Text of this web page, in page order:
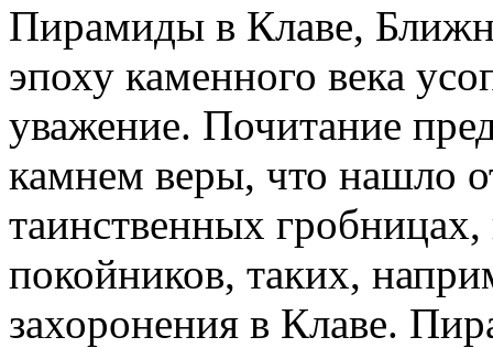
Пирамиды в Клаве,
эпоху каменного века
уважение. Почитание
камнем веры, что нашло
таинственных
покойников, таких,
захоронения в Клаве.